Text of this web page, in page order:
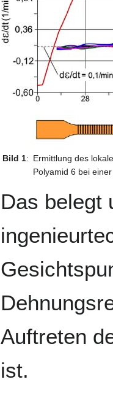
Bild 1: Ermittlung des
Polyamid 6 bei
Das belegt
Auftreten
ist.